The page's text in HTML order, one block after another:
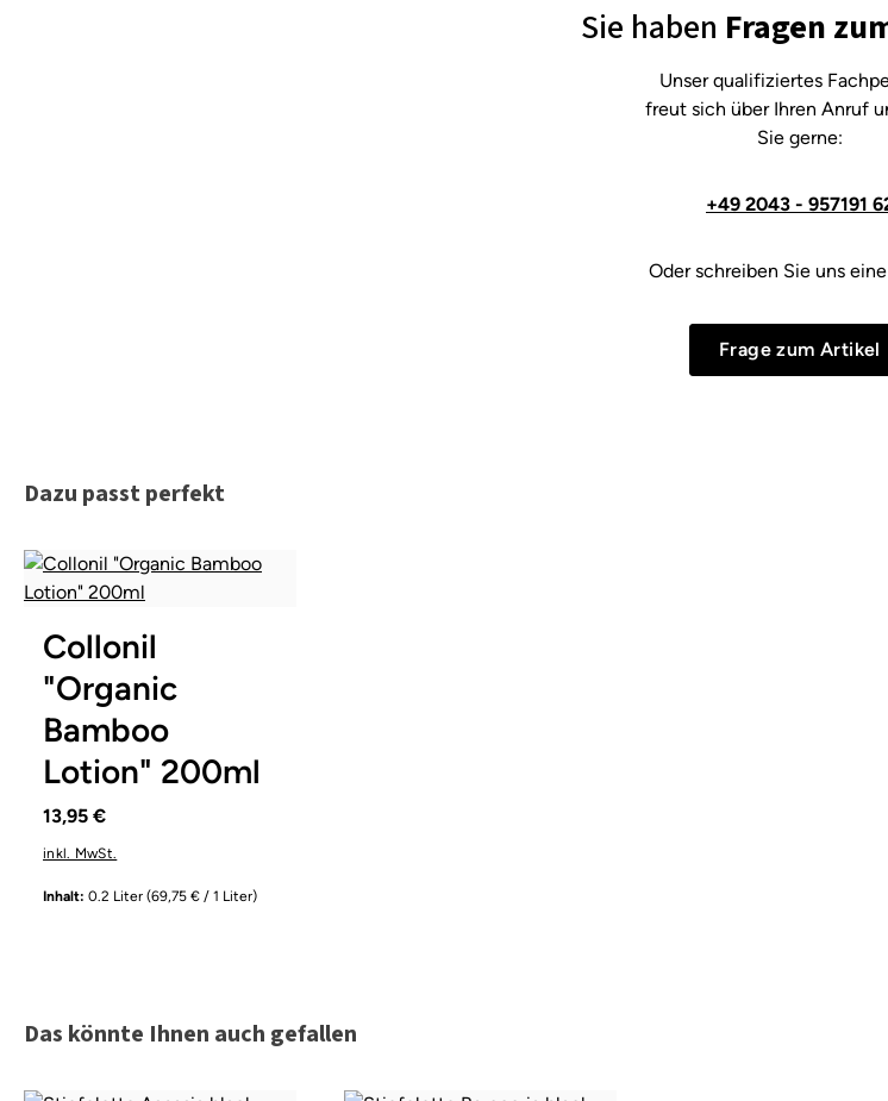
Sie haben Fragen
Unser qualifiziertes
freut sich über Ihren Anruf
Sie gerne:
+49 2043 - 957191
Oder schreiben Sie uns
Frage zum Artikel
Produktgalerie überspringen
Dazu passt perfekt
Collonil
"Organic
Bamboo
Lotion" 200ml
Inhalt: 0.2 Liter (69,75 € / 1 Liter)
13,95 €
inkl. MwSt.
Produktgalerie überspringen
Das könnte Ihnen auch gefallen